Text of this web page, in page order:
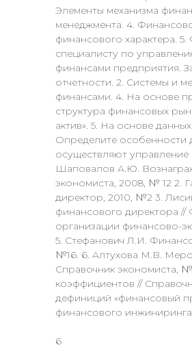
Элементы механизма
менеджмента. 4.
финансового характера.
специалисту по
финансами предприятия.
отчетности. 2. Системы и
финансами. 4. На основе
структура финансовых
актив». 5. На основе
Определите особенности
осуществляют
Шаповалов А.Ю.
экономиста, 2008, № 12 2.
директор, 2010, №2 3.
финансового директора
организации финансово-
5. Стефанович Л.И.
№16. 6. Алтухова М.В.
Справочник экономиста,
коэффициентов //
дефиниций «финансовый
финансового
6